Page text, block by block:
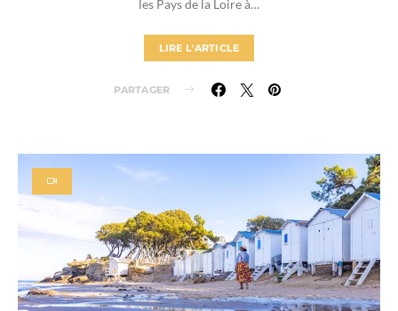
les Pays de la Loire à…
LIRE L'ARTICLE
PARTAGER